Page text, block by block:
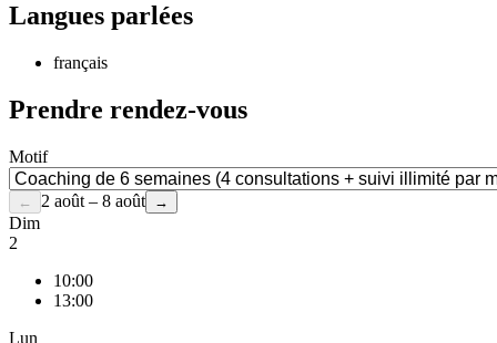
Langues parlées
français
Prendre rendez-vous
Motif
← 2 août – 8 août →
Dim
2
10:00
13:00
Lun